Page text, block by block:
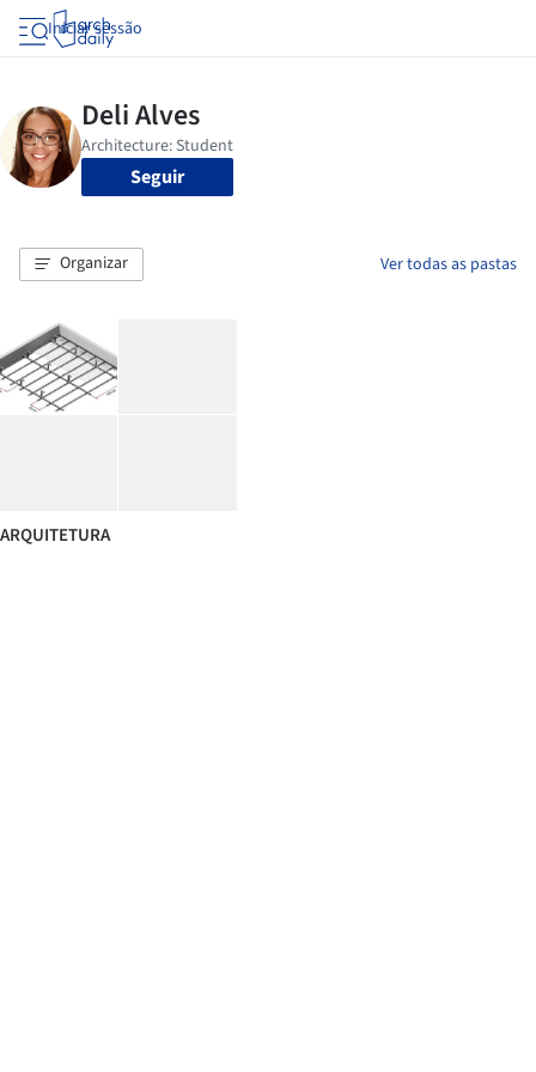
Iniciar sessão
Seguir
Organizar Ver todas as pastas
ARQUITETURA